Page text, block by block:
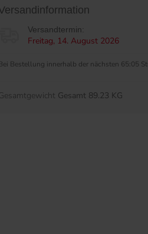
Versandtermin:
Freitag, 14. August 2026
Bestellung innerhalb der nächsten 65:05
Gesamt 89.23 KG